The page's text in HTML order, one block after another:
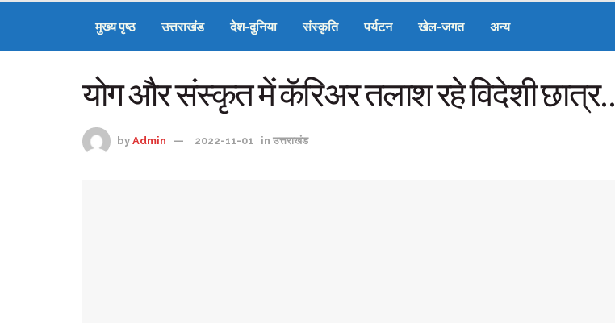
मुख्य पृष्ठ उत्तराखंड देश-दुनिया संस्कृति पर्यटन खेल-जगत अन्य
योग और संस्कृत में कॅरिअर तलाश रहे विदेशी छात्र..
by Admin 2022-11-01 in उत्तराखंड